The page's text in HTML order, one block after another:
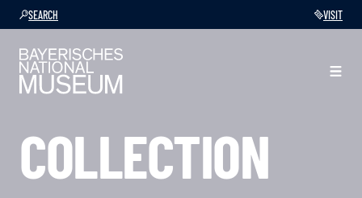
SEARCH VISIT
COLLECTION